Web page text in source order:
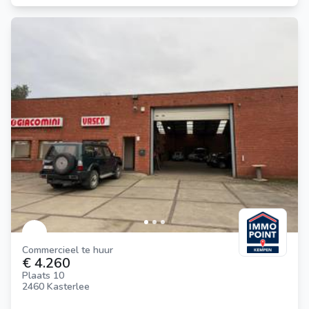
Commercieel te huur
€ 4.260
Plaats 10
2460 Kasterlee